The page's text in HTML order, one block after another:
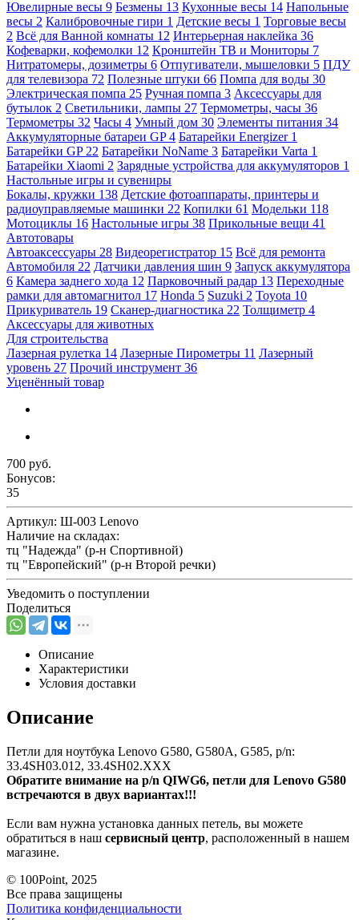
Ювелирные весы 9 Безмены 13 Кухонные весы 14 Напольные
весы 2 Калибровочные гири 1 Детские весы 1 Торговые весы
2 Всё для Ванной комнаты 12 Интерьерная наклейка 36
Кофеварки, кофемолки 12 Кронштейн ТВ и Мониторы 7
Нитратомеры, дозиметры 6 Отпугиватели, мышеловки 5 ПДУ
для телевизора 72 Полезные штуки 66 Помпа для воды 30
Электрическая помпа 25 Ручная помпа 3 Аксессуары для
бутылок 2 Светильники, лампы 27 Термометры, часы 36
Термометры 32 Часы 4 Умный дом 30 Элементы питания 34
Аккумуляторные батареи GP4 Батарейки Energizer 1
Батарейки GP 22 Батарейки NoName 3 Батарейки Varta 1
Батарейки Xiaomi 2 Зарядные устройства для аккумуляторов 1
Настольные игры и сувениры
Бокалы, кружки 138 Детские фотоаппараты, принтеры и
радиоуправляемые машинки 22 Копилки 61 Модельки 118
Мотоциклы 16 Настольные игры 38 Прикольные вещи 41
Автотовары
Автоаксессуары 28 Видеорегистратор 15 Всё для ремонта
Автомобиля 22 Датчики давления шин 9 Запуск аккумулятора
6 Камера заднего хода 12 Парковочный радар 13 Переходные
рамки для автомагнитол 17 Honda 5 Suzuki 2 Toyota 10
Прикуриватель 19 Сканер-диагностика 22 Толщиметр 4
Аксессуары для животных
Для строительства
Лазерная рулетка 14 Лазерные Пирометры 11 Лазерный
уровень 27 Прочий инструмент 36
Уценённый товар
700 руб.
Бонусов:
35
Артикул: Ш-003 Lenovo
Наличие на складах:
тц "Надежда" (р-н Спортивной)
тц "Европейский" (р-н Второй речки)
Уведомить о поступлении
Поделиться
Описание
Характеристики
Условия доставки
Описание
Петли для ноутбука Lenovo G580, G580A, G585, p/n:
33.4SH03.012, 33.4SH02.XXX
Обратите внимание на p/n QIWG6, петли для Lenovo G580
встречаются в двух вариантах!!!
Если вам нужна установка данных петель, вы можете
обратиться в наш сервисный центр, расположенный в нашем
магазине.
© 100Point, 2025
Все права защищены
Политика конфиденциальности